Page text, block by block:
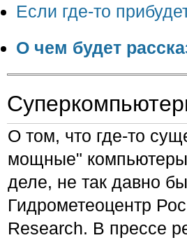
Если где-то
О чем будет
О том, что где-то
мощные"
деле, не так давно
Гидрометеоцентр
Research. В прессе